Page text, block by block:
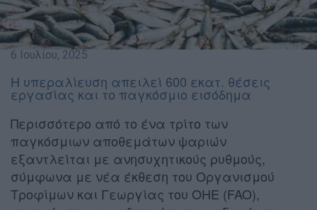
6 Ιουλίου, 2025
Η υπεραλίευση απειλεί 600 εκατ. θέσεις
εργασίας και το παγκόσμιο εισόδημα
Περισσότερο από το ένα τρίτο των
παγκόσμιων αποθεμάτων ψαριών
εξαντλείται με ανησυχητικούς ρυθμούς,
σύμφωνα με νέα έκθεση του Οργανισμού
Τροφίμων και Γεωργίας του ΟΗΕ (FAO),